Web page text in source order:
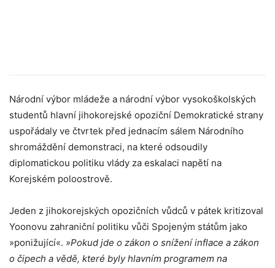
Národní výbor mládeže a národní výbor vysokoškolských
studentů hlavní jihokorejské opoziční Demokratické strany
uspořádaly ve čtvrtek před jednacím sálem Národního
shromáždění demonstraci, na které odsoudily
diplomatickou politiku vlády za eskalaci napětí na
Korejském poloostrově.
Jeden z jihokorejských opozičních vůdců v pátek kritizoval
Yoonovu zahraniční politiku vůči Spojeným státům jako
»ponižující«. »Pokud jde o zákon o snížení inflace a zákon
o čipech a vědě, které byly hlavním programem na